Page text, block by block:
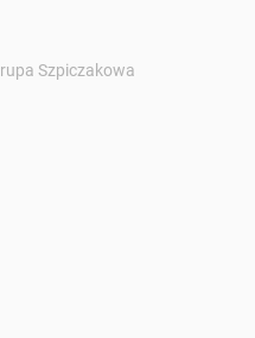
Szpiczakowa